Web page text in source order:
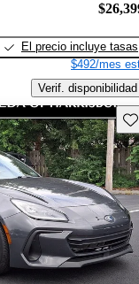
El precio incluye tasas
$492/mes
Verif. disponibilidad